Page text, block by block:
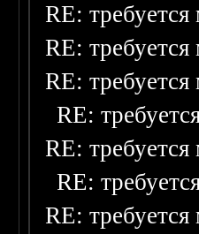
RE: требуется
RE: требуется
RE: требуется
RE:
RE: требуется
RE:
RE: требуется